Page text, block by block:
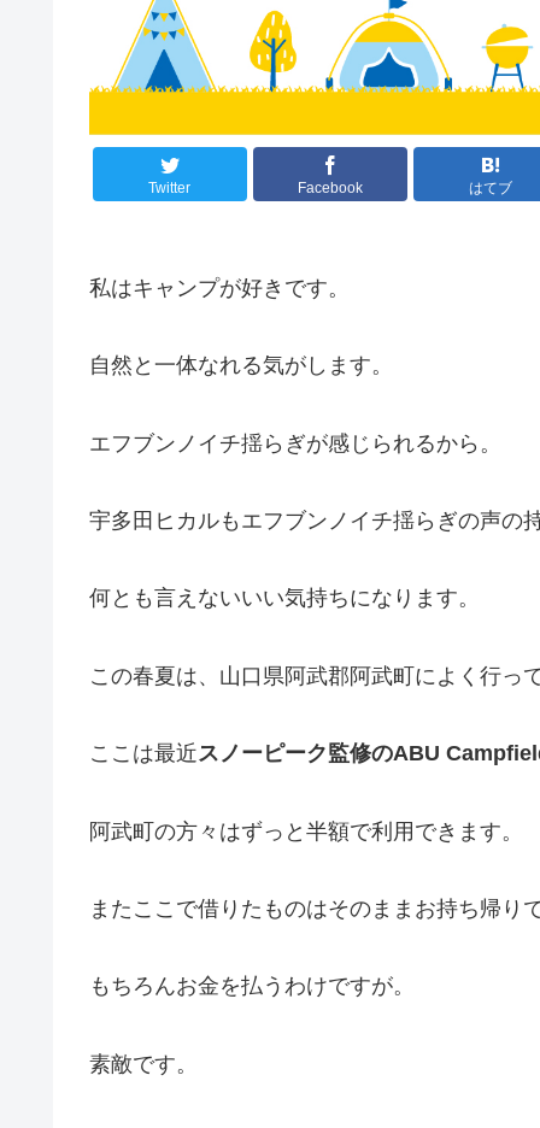
Twitter Facebook はてブ
私はキャンプが好きです。
自然と一体なれる気がします。
エフブンノイチ揺らぎが感じられるから。
宇多田ヒカルもエフブンノイチ揺らぎの声の
何とも言えないいい気持ちになります。
この春夏は、山口県阿武郡阿武町によく行っ
ここは最近スノーピーク監修のABU
阿武町の方々はずっと半額で利用できます。
またここで借りたものはそのままお持ち帰り
もちろんお金を払うわけですが。
素敵です。